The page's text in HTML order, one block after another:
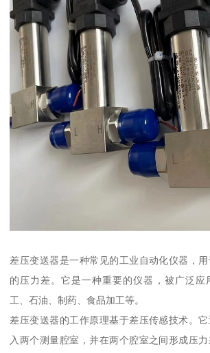
差压变送器是一种常见的工业自动化仪器，
的压力差。它是一种重要的仪器，被广泛应
工、石油、制药、食品加工等。
差压变送器的工作原理基于差压传感技术。它
入两个测量腔室，并在两个腔室之间形成压